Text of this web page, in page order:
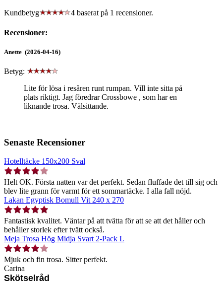
Kundbetyg 4 baserat på 1 recensioner.
Recensioner:
Anette (2026-04-16)
Betyg:
Lite för lösa i resåren runt rumpan. Vill inte sitta på
plats riktigt. Jag föredrar Crossbowe , som har en
liknande trosa. Välsittande.
Senaste Recensioner
Hotelltäcke 150x200 Sval
Helt OK. Första natten var det perfekt. Sedan fluffade det till sig och
blev lite grann för varmt för ett sommartäcke. I alla fall nöjd.
Lakan Egyptisk Bomull Vit 240 x 270
Fantastisk kvalitet. Väntar på att tvätta för att se att det håller och
behåller storlek efter tvätt också.
Meja Trosa Hög Midja Svart 2-Pack L
Mjuk och fin trosa. Sitter perfekt.
Carina
Skötselråd